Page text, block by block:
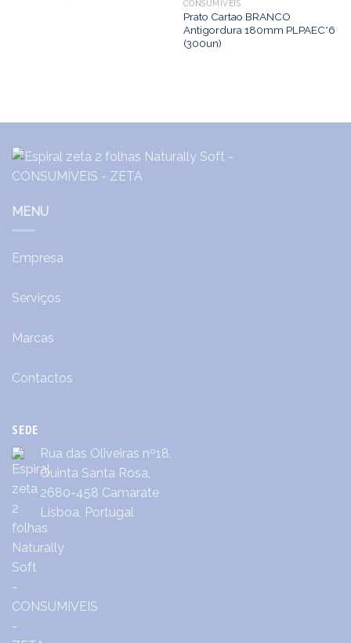
CONSUMÍVEIS
Prato Cartao BRANCO
Antigordura 180mm PLPAEC*6
(300un)
MENU
Empresa
Serviços
Marcas
Contactos
SEDE
Rua das Oliveiras nº18,
Quinta Santa Rosa,
2680-458 Camarate
Lisboa, Portugal